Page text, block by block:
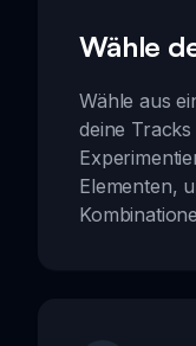
Wähle
Wähle aus
deine
Elementen,